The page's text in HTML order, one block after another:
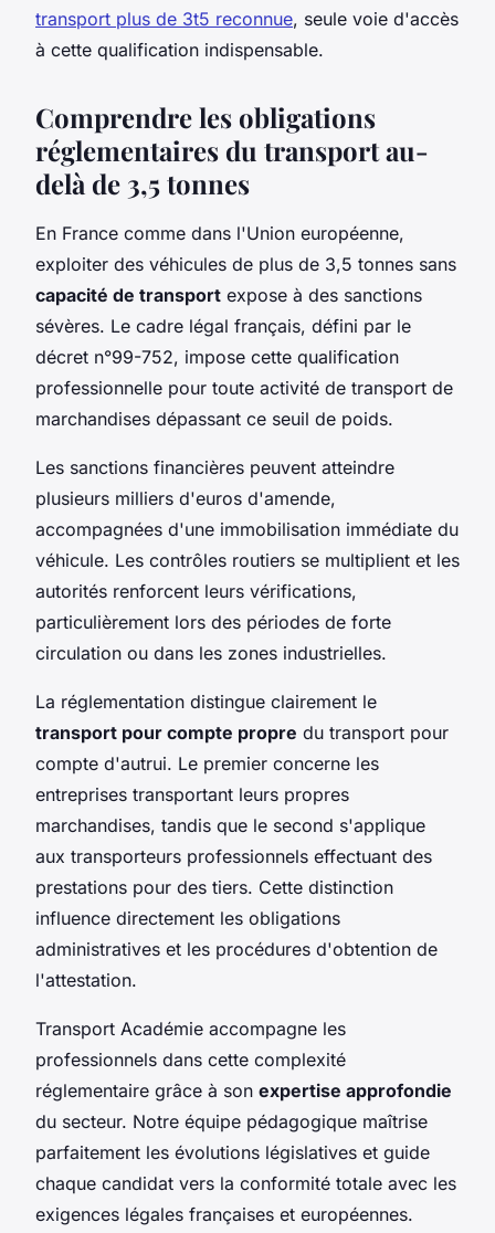
transport plus de 3t5 reconnue, seule voie d'accès
à cette qualification indispensable.
Comprendre les obligations
réglementaires du transport au-
delà de 3,5 tonnes
En France comme dans l'Union européenne,
exploiter des véhicules de plus de 3,5 tonnes sans
capacité de transport expose à des sanctions
sévères. Le cadre légal français, défini par le
décret n°99-752, impose cette qualification
professionnelle pour toute activité de transport de
marchandises dépassant ce seuil de poids.
Les sanctions financières peuvent atteindre
plusieurs milliers d'euros d'amende,
accompagnées d'une immobilisation immédiate du
véhicule. Les contrôles routiers se multiplient et les
autorités renforcent leurs vérifications,
particulièrement lors des périodes de forte
circulation ou dans les zones industrielles.
La réglementation distingue clairement le
transport pour compte propre du transport pour
compte d'autrui. Le premier concerne les
entreprises transportant leurs propres
marchandises, tandis que le second s'applique
aux transporteurs professionnels effectuant des
prestations pour des tiers. Cette distinction
influence directement les obligations
administratives et les procédures d'obtention de
l'attestation.
Transport Académie accompagne les
professionnels dans cette complexité
réglementaire grâce à son expertise approfondie
du secteur. Notre équipe pédagogique maîtrise
parfaitement les évolutions législatives et guide
chaque candidat vers la conformité totale avec les
exigences légales françaises et européennes.